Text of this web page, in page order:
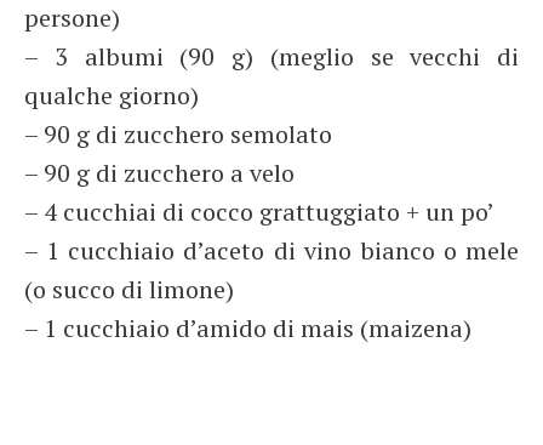
persone)
– 3 albumi (90 g) (meglio se vecchi di
qualche giorno)
– 90 g di zucchero semolato
– 90 g di zucchero a velo
– 4 cucchiai di cocco grattuggiato + un po’
– 1 cucchiaio d’aceto di vino bianco o mele
(o succo di limone)
– 1 cucchiaio d’amido di mais (maizena)